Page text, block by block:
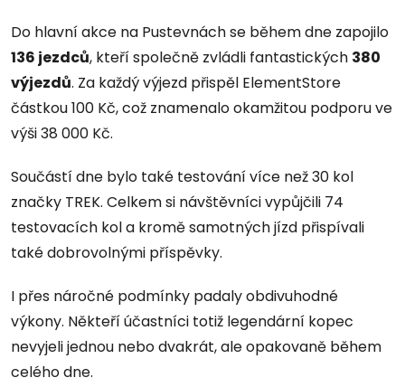
Do hlavní akce na Pustevnách se během dne zapojilo
136 jezdců, kteří společně zvládli fantastických 380
výjezdů. Za každý výjezd přispěl ElementStore
částkou 100 Kč, což znamenalo okamžitou podporu ve
výši 38 000 Kč.
Součástí dne bylo také testování více než 30 kol
značky TREK. Celkem si návštěvníci vypůjčili 74
testovacích kol a kromě samotných jízd přispívali
také dobrovolnými příspěvky.
I přes náročné podmínky padaly obdivuhodné
výkony. Někteří účastníci totiž legendární kopec
nevyjeli jednou nebo dvakrát, ale opakovaně během
celého dne.